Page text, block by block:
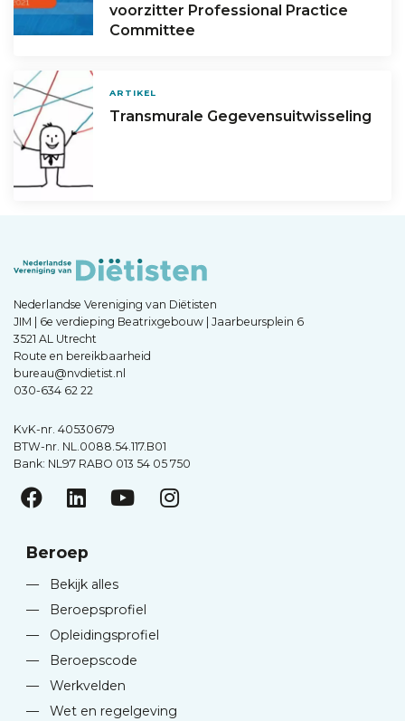
voorzitter Professional Practice
Committee
ARTIKEL
Transmurale Gegevensuitwisseling
Nederlandse Vereniging van Diëtisten
JIM | 6e verdieping Beatrixgebouw | Jaarbeursplein 6
3521 AL Utrecht
Route en bereikbaarheid
bureau@nvdietist.nl
030-634 62 22
KvK-nr. 40530679
BTW-nr. NL.0088.54.117.B01
Bank: NL97 RABO 013 54 05 750
Beroep
—
Bekijk alles
—
Beroepsprofiel
—
Opleidingsprofiel
—
Beroepscode
—
Werkvelden
—
Wet en regelgeving